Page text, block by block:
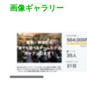
画像ギャラリー